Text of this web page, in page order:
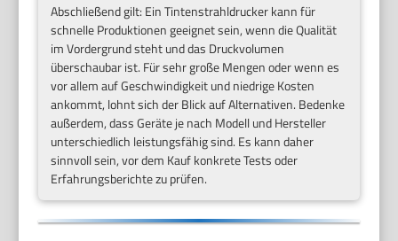
Abschließend gilt: Ein Tintenstrahldrucker kann für
schnelle Produktionen geeignet sein, wenn die Qualität
im Vordergrund steht und das Druckvolumen
überschaubar ist. Für sehr große Mengen oder wenn es
vor allem auf Geschwindigkeit und niedrige Kosten
ankommt, lohnt sich der Blick auf Alternativen. Bedenke
außerdem, dass Geräte je nach Modell und Hersteller
unterschiedlich leistungsfähig sind. Es kann daher
sinnvoll sein, vor dem Kauf konkrete Tests oder
Erfahrungsberichte zu prüfen.